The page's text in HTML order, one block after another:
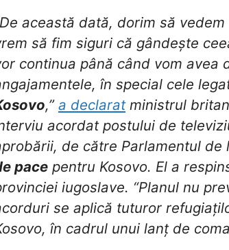
această dată, dorim să vedem
să fim siguri că gândește
continua până când vom avea
în special cele
,” a declaratministrul
acordat postului de
de către Parlamentul de
pace pentru Kosovo. El a
iugoslave. “Planul nu
se aplică tuturor
în cadrul unui lanț de